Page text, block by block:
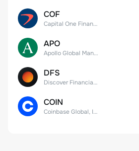
COF
Capital One Financial
APO
Apollo Global Management, Inc.
DFS
Discover Financial Services
COIN
Coinbase Global, Inc. Class A Common Stock